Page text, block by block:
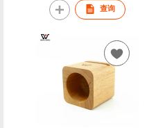
查询